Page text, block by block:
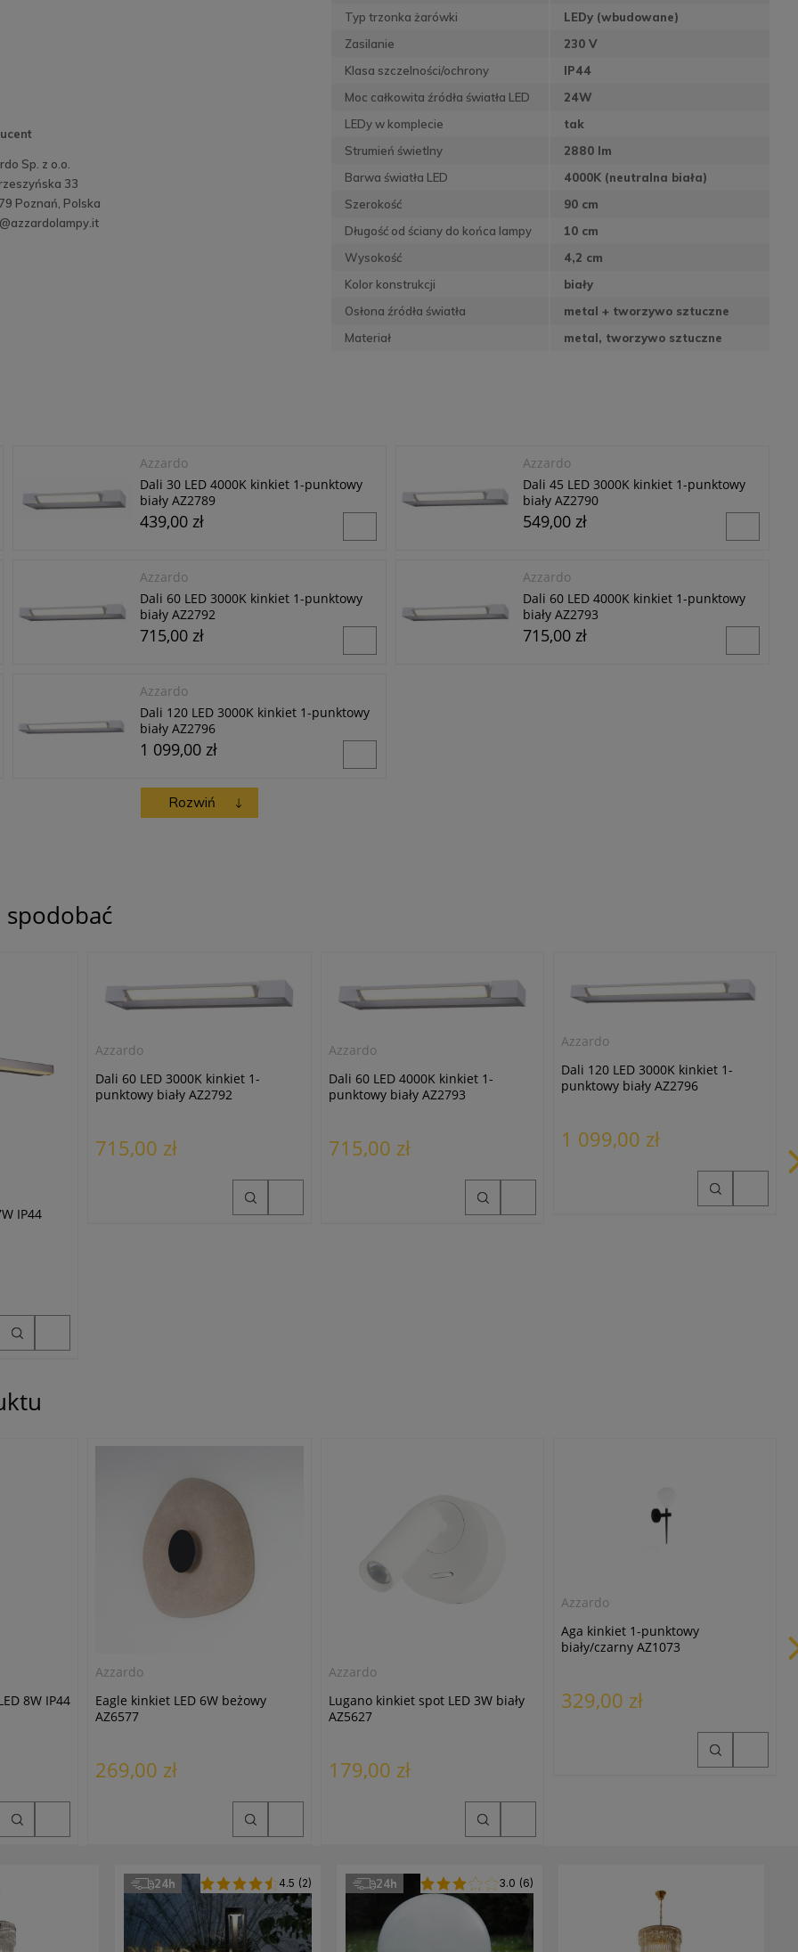
Sp. z o.o.
33
Poznań, Polska
Typ trzonka żarówki
LEDy (wbudowane)
Zasilanie
230 V
Klasa szczelności/ochrony
IP44
Moc całkowita źródła światła LED
24W
LEDy w komplecie
tak
Strumień świetlny
2880 lm
Barwa światła LED
4000K (neutralna biała)
Szerokość
90 cm
Długość od ściany do końca lampy
10 cm
Wysokość
4,2 cm
Kolor konstrukcji
biały
Osłona źródła światła
metal + tworzywo sztuczne
Materiał
metal, tworzywo sztuczne
Azzardo
Dali 30 LED 4000K kinkiet 1-punktowy
biały AZ2789
439,00 zł
Azzardo
Dali 45 LED 3000K kinkiet 1-punktowy
biały AZ2790
549,00 zł
Azzardo
Dali 60 LED 3000K kinkiet 1-punktowy
biały AZ2792
715,00 zł
Azzardo
Dali 60 LED 4000K kinkiet 1-punktowy
biały AZ2793
715,00 zł
Azzardo
Dali 120 LED 3000K kinkiet 1-punktowy
biały AZ2796
1 099,00 zł
Rozwiń
IP44
Azzardo
Dali 60 LED 3000K kinkiet 1-
punktowy biały AZ2792
715,00 zł
Azzardo
Dali 60 LED 4000K kinkiet 1-
punktowy biały AZ2793
715,00 zł
Azzardo
Dali 120 LED 3000K kinkiet 1-
punktowy biały AZ2796
1 099,00 zł
8W IP44
Azzardo
Eagle kinkiet LED 6W beżowy
AZ6577
269,00 zł
Azzardo
Lugano kinkiet spot LED 3W biały
AZ5627
179,00 zł
Azzardo
Aga kinkiet 1-punktowy
biały/czarny AZ1073
329,00 zł
24h 4.5 (2) 24h 3.0 (6)